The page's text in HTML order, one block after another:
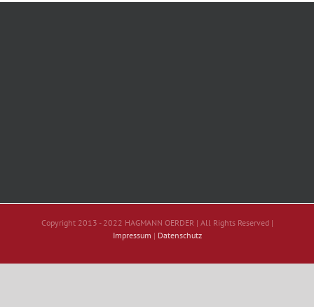
Copyright 2013 - 2022 HAGMANN OERDER | All Rights Reserved |
Impressum | Datenschutz